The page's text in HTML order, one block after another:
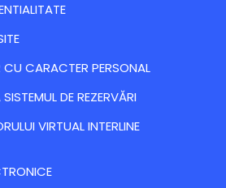
CARACTER PERSONAL
DE REZERVĂRI
VIRTUAL INTERLINE